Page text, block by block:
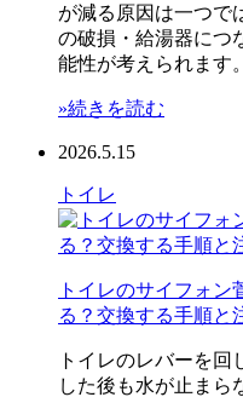
が減る原因は一つで
の破損・給湯器につ
能性が考えられます
»続きを読む
2026.5.15
トイレ
トイレのサイフォ
る？交換する手順と
トイレのレバーを
した後も水が止まら